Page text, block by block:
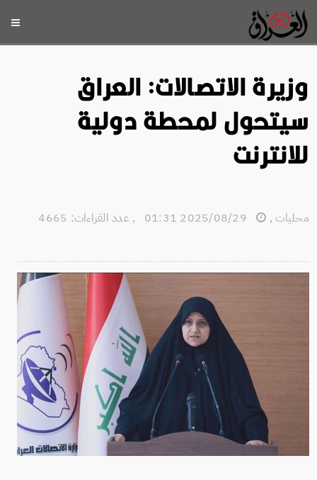
وزيرة الاتصالات: العراق
سيتحول لمحطة دولية
للانترنت
محليات ,
, عدد القراءات: 4665